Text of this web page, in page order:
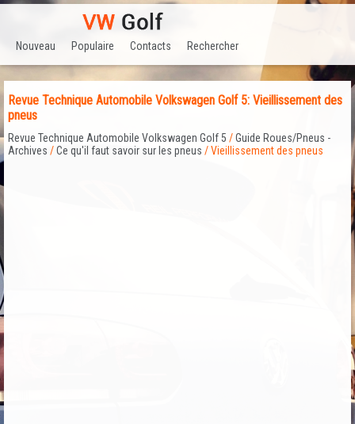
Nouveau Populaire Contacts Rechercher
Revue Technique Automobile Volkswagen Golf 5: Vieillissement des
pneus
Revue Technique Automobile Volkswagen Golf 5 /Guide Roues/Pneus -
Archives /Ce qu'il faut savoir sur les pneus / Vieillissement des pneus